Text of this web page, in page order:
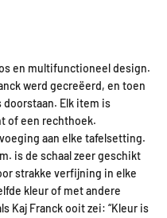
en multifunctioneel design.
werd gecreëerd, en toen
Elk item is
of een rechthoek.
aan elke tafelsetting.
is de schaal zeer geschikt
strakke verfijning in elke
kleur of met andere
Kaj Franck ooit zei: “Kleur is